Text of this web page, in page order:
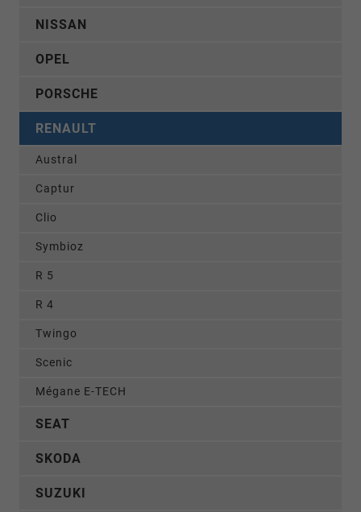
NISSAN
OPEL
PORSCHE
RENAULT
Austral
Captur
Clio
Symbioz
R 5
R 4
Twingo
Scenic
Mégane E-TECH
SEAT
SKODA
SUZUKI